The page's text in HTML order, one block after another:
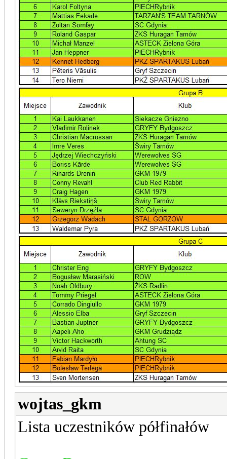
wojtas_gkm
Lista uczestników półfinałów